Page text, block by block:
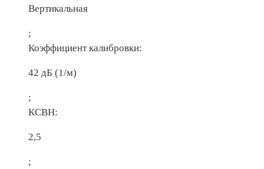
Вертикальная
;
Коэффициент калибровки:
42 дБ (1/м)
;
КСВН:
2,5
;